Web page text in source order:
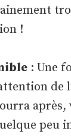
!
: Une
de
après,
peu